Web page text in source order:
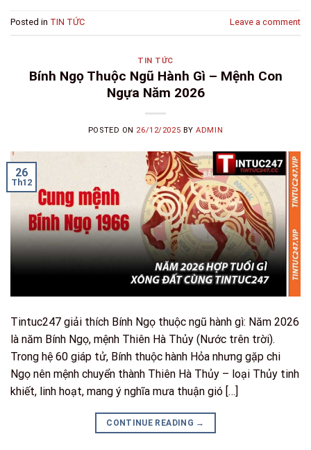
Posted in TIN TỨC Leave a comment
TIN TỨC
Bính Ngọ Thuộc Ngũ Hành Gì – Mệnh Con
Ngựa Năm 2026
POSTED ON 26/12/2025 BYADMIN
26
Th12
Tintuc247 giải thích Bính Ngọ thuộc ngũ hành gì: Năm 2026
là năm Bính Ngọ, mệnh Thiên Hà Thủy (Nước trên trời).
Trong hệ 60 giáp tử, Bính thuộc hành Hỏa nhưng gặp chi
Ngọ nên mệnh chuyển thành Thiên Hà Thủy – loại Thủy tinh
khiết, linh hoạt, mang ý nghĩa mưa thuận gió […]
CONTINUE READING →